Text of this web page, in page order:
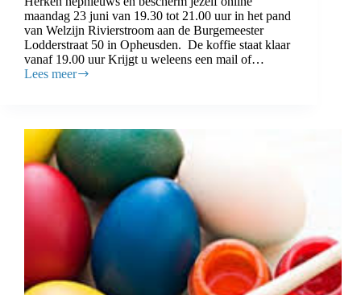
maandag 23 juni van 19.30 tot 21.00 uur in het pand
van Welzijn Rivierstroom aan de Burgemeester
Lodderstraat 50 in Opheusden. De koffie staat klaar
vanaf 19.00 uur Krijgt u weleens een mail of…
Lees meer
Workshop
of
Nep’
voor
mensen
met
ASS